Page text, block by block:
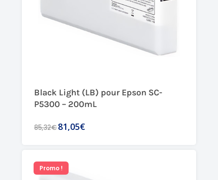
Black Light (LB) pour Epson SC-
P5300 – 200mL
85,32€81,05€
Promo !